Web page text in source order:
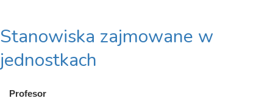
Stanowiska zajmowane w
jednostkach
Profesor